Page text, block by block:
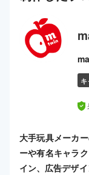
大手玩具メーカ
ーや有名キャラ
イン、広告デザ